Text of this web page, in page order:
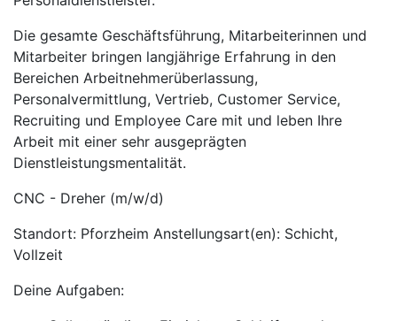
Die gesamte Geschäftsführung, Mitarbeiterinnen und
Mitarbeiter bringen langjährige Erfahrung in den
Bereichen Arbeitnehmerüberlassung,
Personalvermittlung, Vertrieb, Customer Service,
Recruiting und Employee Care mit und leben Ihre
Arbeit mit einer sehr ausgeprägten
Dienstleistungsmentalität.
CNC - Dreher (m/w/d)
Standort: Pforzheim Anstellungsart(en): Schicht,
Vollzeit
Deine Aufgaben: